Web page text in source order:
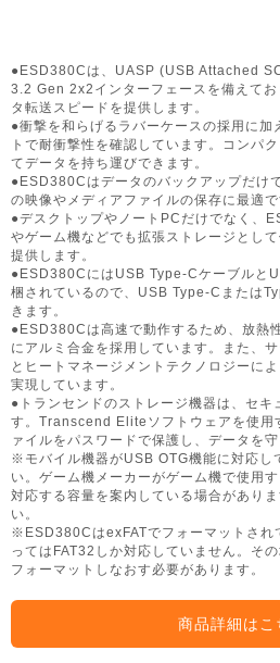
●ESD380Cは、UASP (USB Attached
3.2 Gen 2x2インターフェースを備えて
タ転送スピードを提供します。
●衝撃を和らげるラバーケースの採用に加
トで耐衝撃性を確認しています。コンパ
てデータを持ち運びできます。
●ESD380Cはデータのバックアップだけ
の映像やメディアファイルの保存に最適で
●デスクトップやノートPCだけでなく、
やゲーム機などでも拡張ストレージとし
提供します。
●ESD380CにはUSB Type-Cケーブルと
梱されているので、USB Type-Cまたは
きます。
●ESD380Cは高速で動作するため、放熱
にアルミ合金を採用しています。また、
とヒートマネージメントテクノロジーに
実現しています。
●トランセンドのストレージ機器は、セキ
す。Transcend Eliteソフトウェアを使用
ァイルをパスワードで保護し、データを守
※モバイル機器がUSB OTG機能に対応し
い。ゲーム機メーカーがゲーム機で使用
対応する容量を案内している場合があり
い。
※ESD380CはexFATでフォーマットされ
ってはFAT32しか対応していません。そ
フォーマットしなおす必要があります。
商品詳細はこ